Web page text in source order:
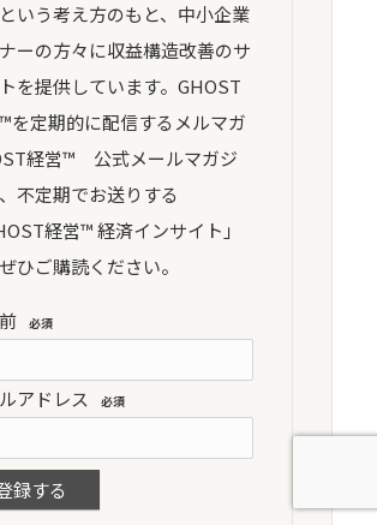
いう考え方のもと、中小企業
ーの方々に収益構造改善のサ
を提供しています。GHOST
を定期的に配信するメルマガ
経営™ 公式メールマガジ
不定期でお送りする
経営™ 経済インサイト」
ひご購読ください。
必須
アドレス 必須
録する